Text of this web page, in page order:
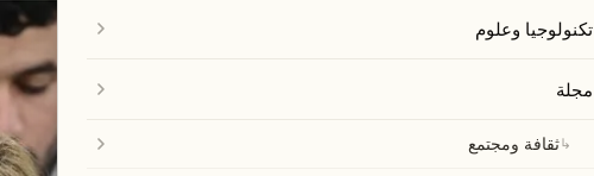
تكنولوجيا وعلوم
مجلة
↳ثقافة ومجتمع